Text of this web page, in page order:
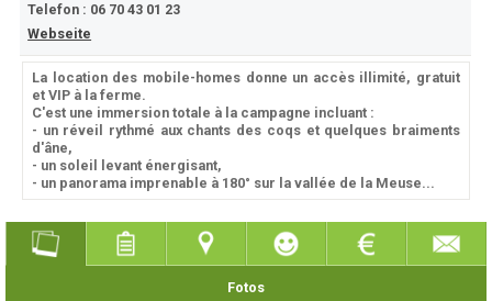
Telefon : 06 70 43 01 23
Webseite
La location des mobile-homes donne un accès illimité, gratuit
et VIP à la ferme.
C'est une immersion totale à la campagne incluant :
- un réveil rythmé aux chants des coqs et quelques braiments
d'âne,
- un soleil levant énergisant,
- un panorama imprenable à 180° sur la vallée de la Meuse...
Fotos